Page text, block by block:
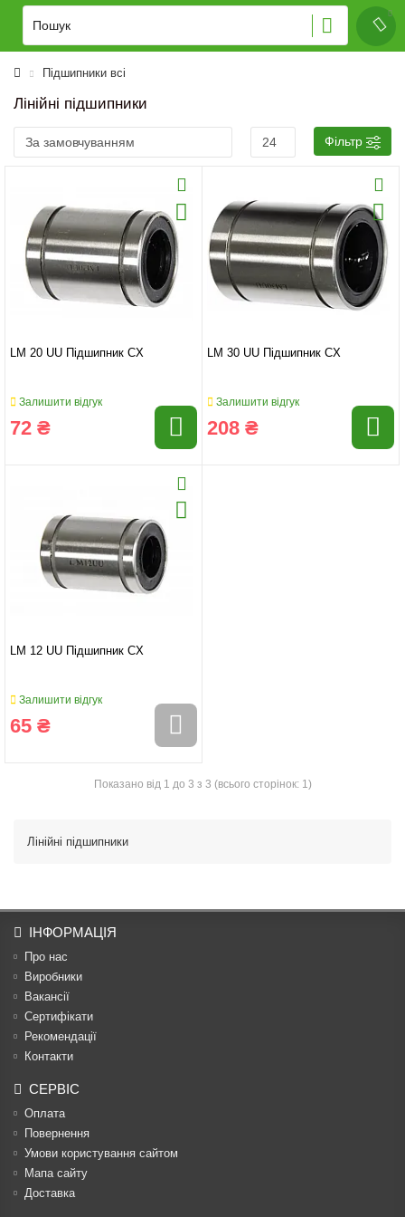
Підшипники всі
Лінійні підшипники
Фільтр
LM 20 UU Підшипник CX
Залишити відгук
72 ₴
LM 30 UU Підшипник CX
Залишити відгук
208 ₴
LM 12 UU Підшипник CX
Залишити відгук
65 ₴
Показано від 1 до 3 з 3 (всього сторінок: 1)
Лінійні підшипники
ІНФОРМАЦІЯ
Про нас
Виробники
Вакансії
Сертифікати
Рекомендації
Контакти
СЕРВІС
Оплата
Повернення
Умови користування сайтом
Мапа сайту
Доставка